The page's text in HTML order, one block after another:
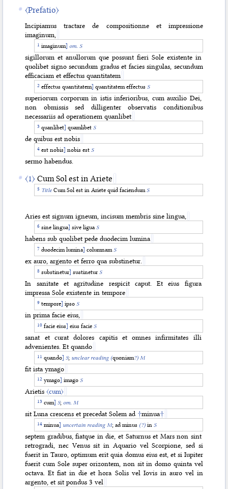
〈Prefatio〉
Incipiamus tractare de compositionne et impressione
imaginum,
imaginum] om. S
sigillorum et anullorum que possunt fieri Sole existente in
quolibet signo secundum gradus et facies singulas, secundum
efficaciam et effectus quantitatem
effectus quantitatem] quantitatem effectus S
superiorum corporum in istis inferioribus, cum auxilio Dei,
non obmissis sed dilligenter observatis conditionibus
necessariis ad operationem quanlibet
quanlibet] quamlibet S
de quibus est nobis
est nobis] nobis est S
sermo habendus.
〈1〉 Cum Sol est in Ariete
TitleCum Sol est in Ariete quid faciendumS
Aries est signum igneum, incisum membris sine lingua,
sine lingua] sive liguaS
habens sub quolibet pede duodecim lumina
duodecim lumina] columnamS
ex auro, argento et ferro qua substinetur.
substinetur] sustineturS
In sanitate et agritudine respicit caput. Et eius figura
impressa Sole existente in tempore
tempore] ipso S
in prima facie eius,
facie eius] eius facie S
sanat et curat dolores capitis et omnes infirmitates illi
advenientes. Et quando
quando] S; unclear reading (quoniam?) M
fit ista ymago
ymago] imago S
Arietis〈cum〉
cum] S; om. M
sit Luna crescens et precedat Solem ad †minua†
minua] uncertain reading M; ad minus (?)in S
septem gradibus, fiatque in die, et Saturnus et Mars non sint
retrogradi, nec Venus sit in Aquario vel Scorpione, sed si
fuerit in Tauro, optimum erit quia domus eius est, et si Iupiter
fuerit cum Sole super orizontem, non sit in domo quinta vel
octava. Et fiat in die et hora Solis vel Iovis in auro vel in
argento, et sit pondus 3 vel